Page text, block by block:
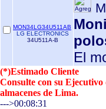
MON34LG34U511AB
LG ELECTRONICS
34U511A-B
El
(*)Estimado Cliente
Consulte con su Ejecutivo
almacenes de Lima.
--->00:08:31